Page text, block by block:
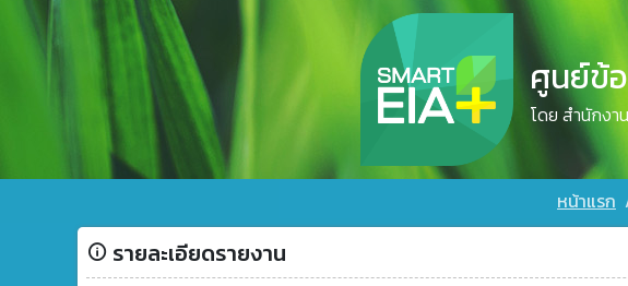
ศูนย์ข้
โดย สำนักงา
หน้าแรก
รายละเอียดรายงาน